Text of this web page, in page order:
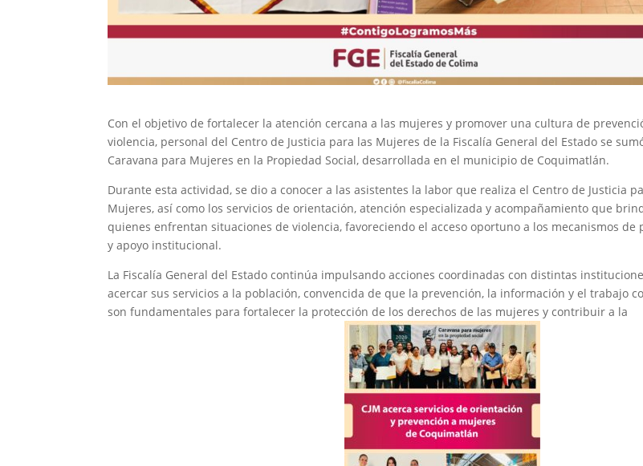
Con el objetivo de fortalecer la atención cercana a las mujeres y promover una cultura de
violencia, personal del Centro de Justicia para las Mujeres de la Fiscalía General del Estado se
Caravana para Mujeres en la Propiedad Social, desarrollada en el municipio de Coquimatlán.
Durante esta actividad, se dio a conocer a las asistentes la labor que realiza el Centro de Justicia
Mujeres, así como los servicios de orientación, atención especializada y acompañamiento que
quienes enfrentan situaciones de violencia, favoreciendo el acceso oportuno a los mecanismos de
y apoyo institucional.
La Fiscalía General del Estado continúa impulsando acciones coordinadas con distintas
acercar sus servicios a la población, convencida de que la prevención, la información y el trabajo
son fundamentales para fortalecer la protección de los derechos de las mujeres y contribuir a la